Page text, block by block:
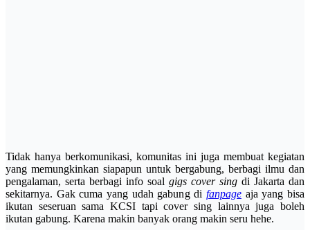
Tidak hanya berkomunikasi, komunitas ini juga membuat kegiatan
yang memungkinkan siapapun untuk bergabung, berbagi ilmu dan
pengalaman, serta berbagi info soal gigs cover sing di Jakarta dan
sekitarnya. Gak cuma yang udah gabung di fanpageaja yang bisa
ikutan seseruan sama KCSI tapi cover sing lainnya juga boleh
ikutan gabung. Karena makin banyak orang makin seru hehe.